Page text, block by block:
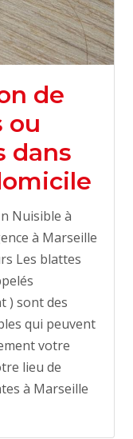
de
ou
dans
Nuisible à
à Marseille
Les blattes
) sont des
qui peuvent
votre
lieu de
à Marseille